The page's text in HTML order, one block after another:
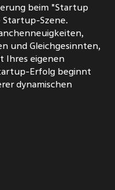
beim "Startup
Szene.
und Gleichgesinnten,
Ihres eigenen
Erfolg beginnt
dynamischen